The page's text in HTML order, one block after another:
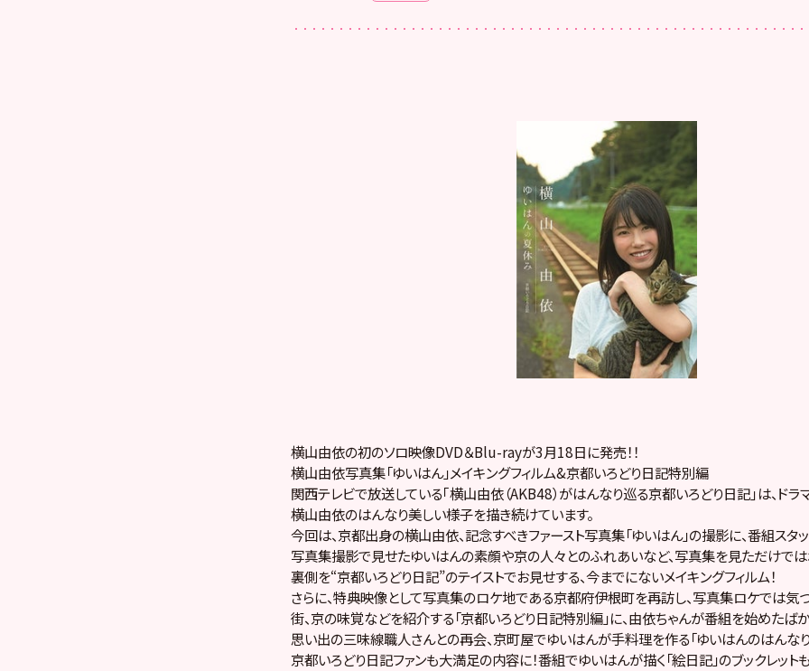
横山由依の初のソロ映像DVD＆Blu-rayが3月18日に発売！！
横山由依写真集「ゆいはん」メイキングフィルム&京都いろどり日記特別編
関西テレビで放送している｢横山由依（AKB48）がはんなり巡る京都いろどり日記｣は、ドラ
横山由依のはんなり美しい様子を描き続けています。
今回は、京都出身の横山由依、記念すべきファースト写真集「ゆいはん」の撮影に、番組スタ
写真集撮影で見せたゆいはんの素顔や京の人々とのふれあいなど、写真集を見ただけで
裏側を“京都いろどり日記”のテイストでお見せする、今までにないメイキングフィルム！
さらに、特典映像として写真集のロケ地である京都府伊根町を再訪し、写真集ロケでは気
街、京の味覚などを紹介する「京都いろどり日記特別編」に、由依ちゃんが番組を始めたば
思い出の三味線職人さんとの再会、京町屋でゆいはんが手料理を作る「ゆいはんのはんなり
京都いろどり日記ファンも大満足の内容に！番組でゆいはんが描く「絵日記」のブックレット